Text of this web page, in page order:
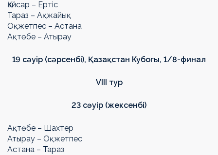
Қайсар – Ертіс
Тараз – Ақжайық
Оқжетпес – Астана
Ақтөбе – Атырау
19 сәуір (сәрсенбі), Қазақстан Кубогы, 1/8-финал
VIII тур
23 сәуір (жексенбі)
Ақтөбе – Шахтер
Атырау – Оқжетпес
Астана – Тараз